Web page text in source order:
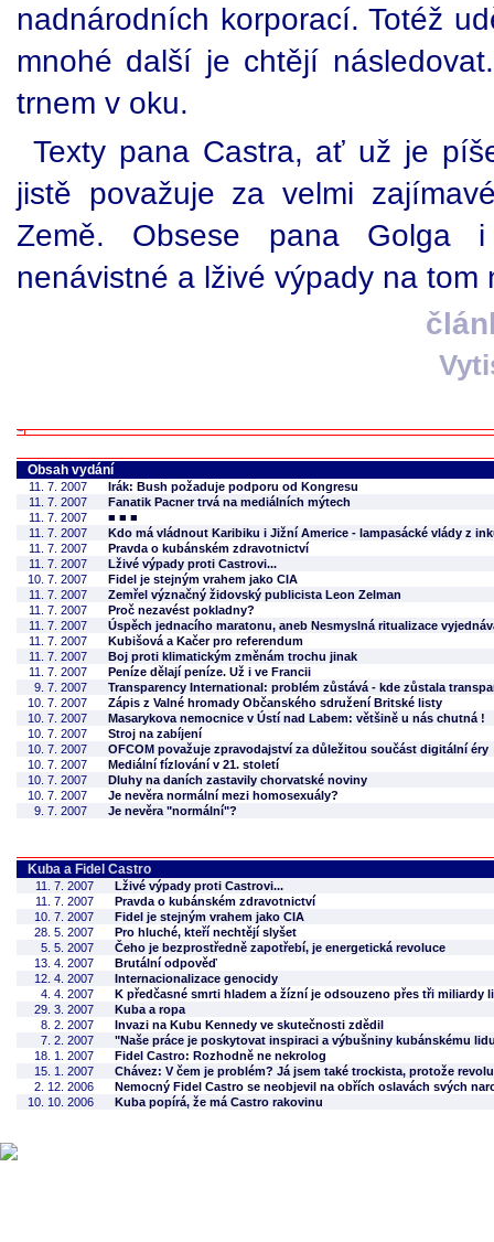
nadnárodních korporací. Totéž
mnohé další je chtějí
trnem v oku.
Texty pana Castra, ať už je
jistě považuje za velmi
Země. Obsese pana Golga
nenávistné a lživé výpady na tom
Obsah vydání
11. 7. 2007
Irák: Bush požaduje podporu od Kongresu
11. 7. 2007
Fanatik Pacner trvá na mediálních mýtech
11. 7. 2007
■ ■ ■
11. 7. 2007
Kdo má vládnout Karibiku i Jižní Americe - lampasácké vlády z
11. 7. 2007
Pravda o kubánském zdravotnictví
11. 7. 2007
Lživé výpady proti Castrovi...
10. 7. 2007
Fidel je stejným vrahem jako CIA
11. 7. 2007
Zemřel význačný židovský publicista Leon Zelman
11. 7. 2007
Proč nezavést pokladny?
11. 7. 2007
Úspěch jednacího maratonu, aneb Nesmyslná ritualizace
11. 7. 2007
Kubišová a Kačer pro referendum
11. 7. 2007
Boj proti klimatickým změnám trochu jinak
11. 7. 2007
Peníze dělají peníze. Už i ve Francii
9. 7. 2007
Transparency International: problém zůstává - kde zůstala
10. 7. 2007
Zápis z Valné hromady Občanského sdružení Britské listy
10. 7. 2007
Masarykova nemocnice v Ústí nad Labem: většině u nás chutná !
10. 7. 2007
Stroj na zabíjení
10. 7. 2007
OFCOM považuje zpravodajství za důležitou součást digitální éry
10. 7. 2007
Mediální fízlování v 21. století
10. 7. 2007
Dluhy na daních zastavily chorvatské noviny
10. 7. 2007
Je nevěra normální mezi homosexuály?
9. 7. 2007
Je nevěra "normální"?
Kuba a Fidel Castro
11. 7. 2007
Lživé výpady proti Castrovi...
11. 7. 2007
Pravda o kubánském zdravotnictví
10. 7. 2007
Fidel je stejným vrahem jako CIA
28. 5. 2007
Pro hluché, kteří nechtějí slyšet
5. 5. 2007
Čeho je bezprostředně zapotřebí, je energetická revoluce
13. 4. 2007
Brutální odpověď
12. 4. 2007
Internacionalizace genocidy
4. 4. 2007
K předčasné smrti hladem a žízní je odsouzeno přes tři miliardy
29. 3. 2007
Kuba a ropa
8. 2. 2007
Invazi na Kubu Kennedy ve skutečnosti zdědil
7. 2. 2007
"Naše práce je poskytovat inspiraci a výbušniny kubánskému
18. 1. 2007
Fidel Castro: Rozhodně ne nekrolog
15. 1. 2007
Chávez: V čem je problém? Já jsem také trockista, protože
2. 12. 2006
Nemocný Fidel Castro se neobjevil na obřích oslavách svých
10. 10. 2006
Kuba popírá, že má Castro rakovinu